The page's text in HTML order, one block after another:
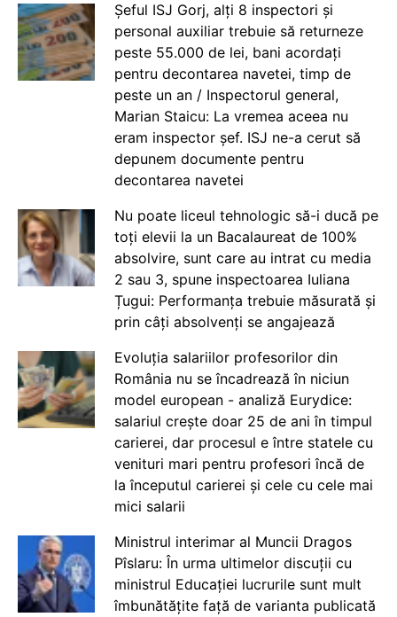
Șeful ISJ Gorj, alți 8 inspectori și
personal auxiliar trebuie să returneze
peste 55.000 de lei, bani acordați
pentru decontarea navetei, timp de
peste un an / Inspectorul general,
Marian Staicu: La vremea aceea nu
eram inspector șef. ISJ ne-a cerut să
depunem documente pentru
decontarea navetei
Nu poate liceul tehnologic să-i ducă pe
toți elevii la un Bacalaureat de 100%
absolvire, sunt care au intrat cu media
2 sau 3, spune inspectoarea Iuliana
Țugui: Performanța trebuie măsurată și
prin câți absolvenți se angajează
Evoluția salariilor profesorilor din
România nu se încadrează în niciun
model european - analiză Eurydice:
salariul crește doar 25 de ani în timpul
carierei, dar procesul e între statele cu
venituri mari pentru profesori încă de
la începutul carierei și cele cu cele mai
mici salarii
Ministrul interimar al Muncii Dragos
Pîslaru: În urma ultimelor discuții cu
ministrul Educației lucrurile sunt mult
îmbunătățite față de varianta publicată